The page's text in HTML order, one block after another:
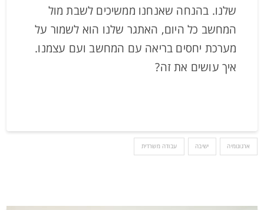
שלנו. בהנחה שאנחנו ממשיכים לשבת מול
המחשב כל היום, האתגר שלנו הוא לשמור על
מערכת יחסים בריאה עם המחשב ועם עצמנו.
איך עושים את זה?
ארגונומיה ישיבה עבודה משרדית